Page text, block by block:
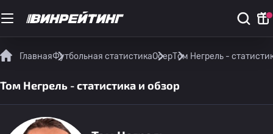
ГлавнаяФутбольная статистикаОсерТом Негрель -
Том Негрель - статистика и обзор